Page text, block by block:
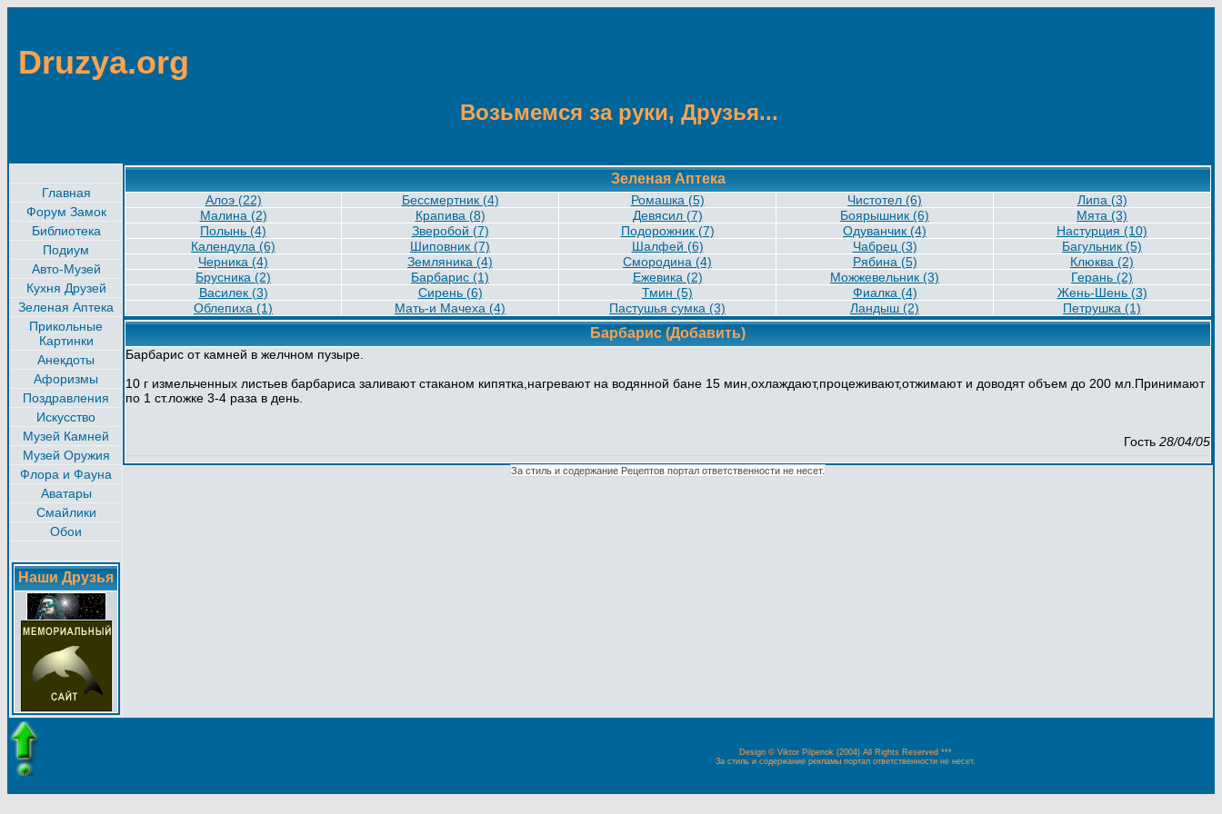
Druzya.org
Возьмемся за руки, Друзья...
Главная
Форум Замок
Библиотека
Подиум
Авто-Музей
Кухня Друзей
Зеленая Аптека
Прикольные
Картинки
Анекдоты
Афоризмы
Поздравления
Искусство
Музей Камней
Музей Оружия
Флора и Фауна
Аватары
Смайлики
Обои
Наши Друзья
Зеленая Аптека
Алоэ (22) Бессмертник (4) Ромашка (5) Чистотел (6)
Липа (3)
Малина (2)
Крапива (8) Девясил (7) Боярышник (6)
Мята (3)
Полынь (4)
Зверобой (7) Подорожник (7) Одуванчик (4)
Настурция (10)
Календула (6)
Шиповник (7) Шалфей (6) Чабрец (3)
Багульник (5)
Черника (4)
Земляника (4) Смородина (4) Рябина (5)
Клюква (2)
Брусника (2)
Барбарис (1) Ежевика (2) Можжевельник (3)
Герань (2)
Василек (3)
Сирень (6) Тмин (5) Фиалка (4)
Жень-Шень (3)
Облепиха (1)
Мать-и Мачеха (4) Пастушья сумка (3) Ландыш (2) Петрушка (1)
Барбарис (Добавить)
Барбарис от камней в желчном пузыре.
10 г измельченных листьев барбариса заливают стаканом кипятка,нагревают на водянной бане 15 мин,охлаждают,процеживают,отжимают и доводят объем до 200 мл.Принимают
по 1 ст.ложке 3-4 раза в день.
Гость 28/04/05
За стиль и содержание Рецептов портал ответственности не несет.
Design © Viktor Pilpenok (2004) All Rights Reserved ***
За стиль и содержание рекламы портал ответственности не несет.